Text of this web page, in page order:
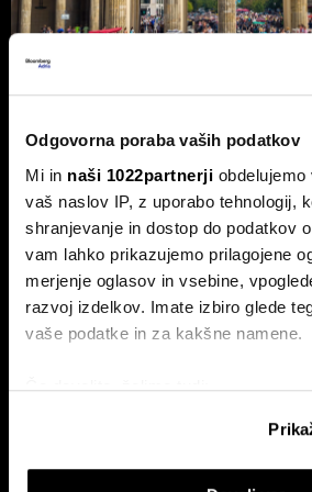
Odgovorna poraba vaših podatkov
Mi in naši 1022partnerji obdelujemo
vaš naslov IP, z uporabo tehnologij,
shranjevanje in dostop do podatkov
vam lahko prikazujemo prilagojene
merjenje oglasov in vsebine,
razvoj izdelkov. Imate izbiro glede
vaše podatke in za kakšne namene.
Če dovolite, želimo tudi:
Zbirati informacije o vaši
Identificirati napravo z
AfD in potop Merza
'slovenski scenarij'
Septembra v Saški-Anhalt, Berlinu in
Predpomorjanski deželne volitve, ki
Merzeve vlade.